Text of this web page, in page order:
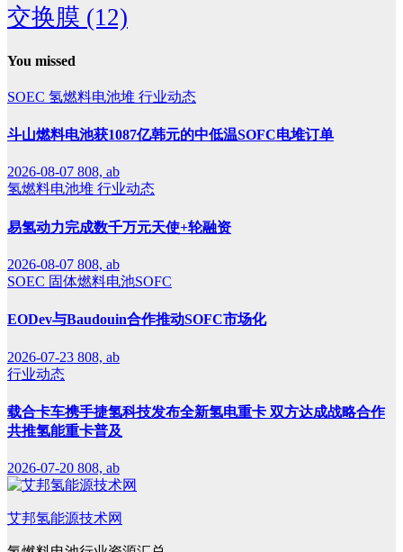
交换膜 (12)
You missed
SOEC 氢燃料电池堆 行业动态
斗山燃料电池获1087亿韩元的中低温SOFC电堆订单
2026-08-07 808, ab
氢燃料电池堆 行业动态
易氢动力完成数千万元天使+轮融资
2026-08-07 808, ab
SOEC 固体燃料电池SOFC
EODev与Baudouin合作推动SOFC市场化
2026-07-23 808, ab
行业动态
载合卡车携手捷氢科技发布全新氢电重卡 双方达成战略合作
共推氢能重卡普及
2026-07-20 808, ab
艾邦氢能源技术网